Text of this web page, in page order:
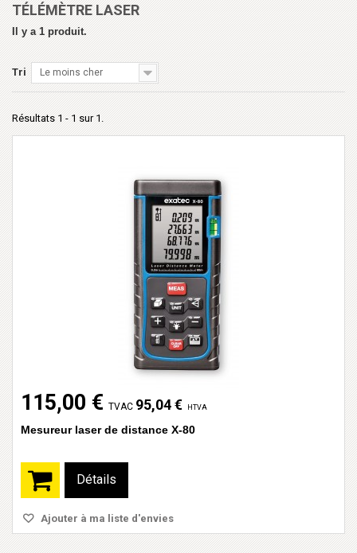
TÉLÉMÈTRE LASER
Il y a 1 produit.
Tri Le moins cher
Résultats 1 - 1 sur 1.
115,00 € TVAC 95,04 € HTVA
Mesureur laser de distance X-80
Détails
Ajouter à ma liste d'envies